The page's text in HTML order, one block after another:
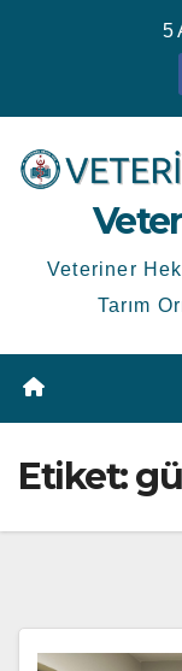
5
Veteriner
Tarım
Etiket: